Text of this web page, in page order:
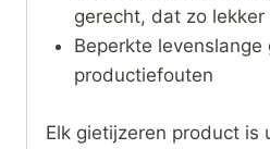
gerecht, dat zo
Beperkte levenslange
productiefouten
Elk gietijzeren product is